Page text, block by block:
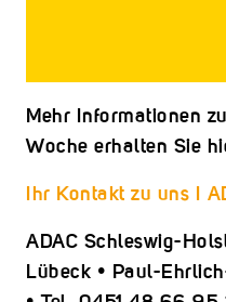
Mehr Informationen
Woche erhalten Sie
Ihr Kontakt zu uns I
ADAC Schleswig-
Lübeck • Paul-